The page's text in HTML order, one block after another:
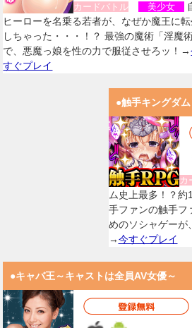
カードバトル 美少女
ヒーローを名乗る若者が、なぜか魔王に転
しちゃった・・・！？ 最強の魔術「淫魔術
で、悪魔っ娘を性の力で服従させろッ！→
すぐプレイ
●触手キングダム
カ
ム史上最多！？約
手ファンの触手フ
めのソシャゲーが
→今すぐプレイ
●キャバ王～キャストは全員AV女優～